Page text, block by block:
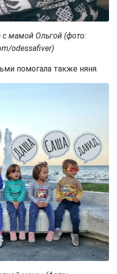
с мамой Ольгой (фото:
odessafiver)
помогала также няня.